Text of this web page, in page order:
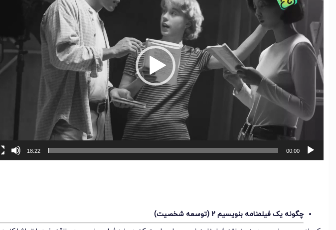
00:00
18:22
چگونه یک فیلمنامه بنویسیم 2 (توسعه شخصیت)